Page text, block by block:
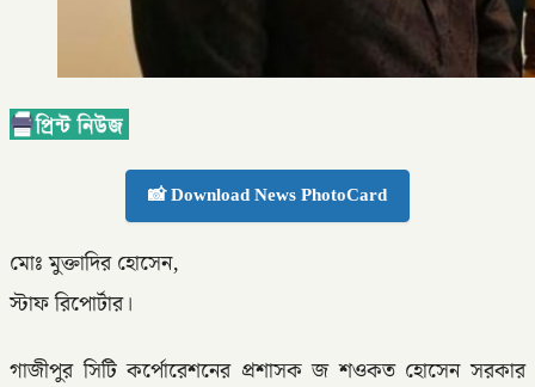
📸 Download News PhotoCard
মোঃ মুক্তাদির হোসেন,
স্টাফ রিপোর্টার।
গাজীপুর সিটি কর্পোরেশনের প্রশাসক জ শওকত হোসেন সরকার